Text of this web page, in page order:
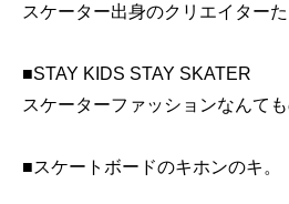
スケーター出身のクリエイターた
■STAY KIDS STAY SKATER
スケーターファッションなんても
■スケートボードのキホンのキ。